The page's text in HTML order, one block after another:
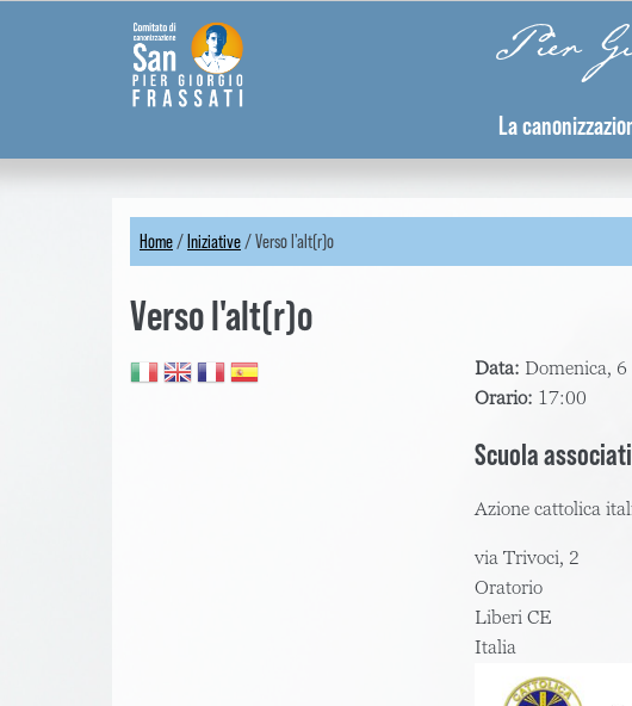
Pier
La
You
are
here
Home /Iniziative /Verso l'alt(r)o
Verso l'alt(r)o
Data: Domenica,
Orario: 17:00
Scuola
Azione cattolica
via Trivoci, 2
Oratorio
Liberi CE
Italia